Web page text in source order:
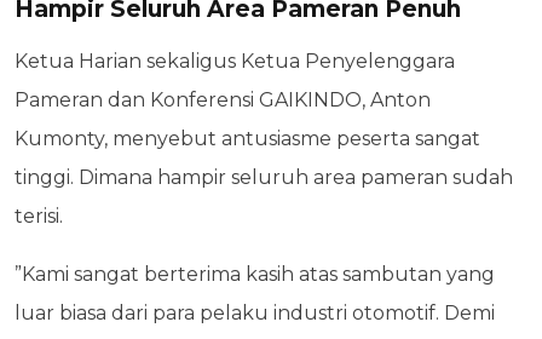
Hampir Seluruh Area Pameran Penuh
Ketua Harian sekaligus Ketua Penyelenggara
Pameran dan Konferensi GAIKINDO, Anton
Kumonty, menyebut antusiasme peserta sangat
tinggi. Dimana hampir seluruh area pameran sudah
terisi.
”Kami sangat berterima kasih atas sambutan yang
luar biasa dari para pelaku industri otomotif. Demi